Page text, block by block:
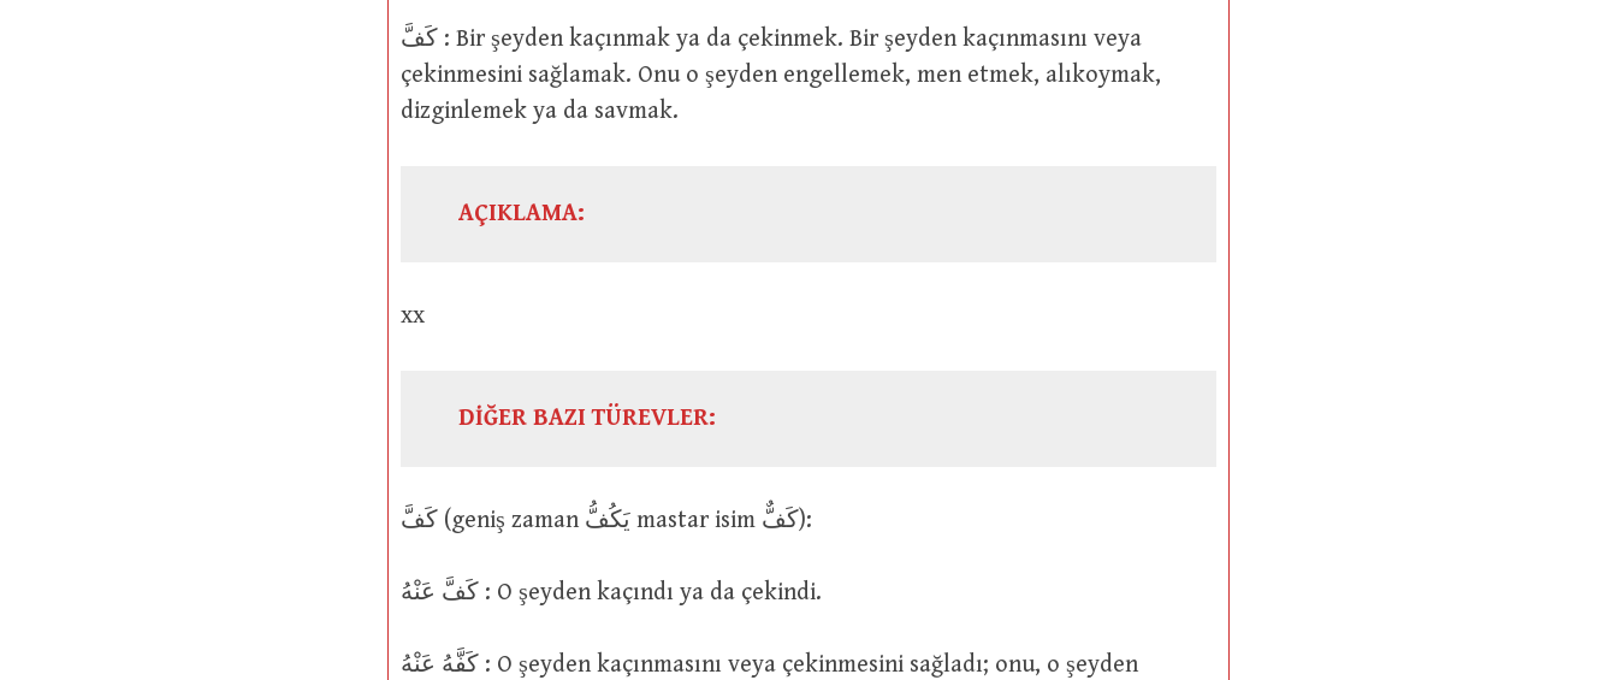
كَفَّ : Bir şeyden kaçınmak ya da çekinmek. Bir şeyden kaçınmasını veya
çekinmesini sağlamak. Onu o şeyden engellemek, men etmek, alıkoymak,
dizginlemek ya da savmak.
AÇIKLAMA:
xx
DİĞER BAZI TÜREVLER:
كَفَّ (geniş zaman يَكُفُّ mastar isim كَفٌّ):
كَفَّ عَنْهُ : O şeyden kaçındı ya da çekindi.
كَفَّهُ عَنْهُ : O şeyden kaçınmasını veya çekinmesini sağladı; onu, o şeyden